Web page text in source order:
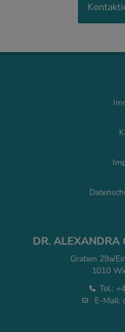
DR. ALEXANDRA
Graben 29a/
1010
Tel.:
E-Mail: